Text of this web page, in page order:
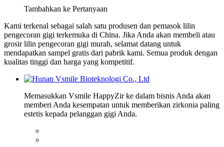
Tambahkan ke Pertanyaan
Kami terkenal sebagai salah satu produsen dan pemasok lilin
pengecoran gigi terkemuka di China. Jika Anda akan membeli atau
grosir lilin pengecoran gigi murah, selamat datang untuk
mendapatkan sampel gratis dari pabrik kami. Semua produk dengan
kualitas tinggi dan harga yang kompetitif.
Memasukkan Vsmile HappyZir ke dalam bisnis Anda akan
memberi Anda kesempatan untuk memberikan zirkonia paling
estetis kepada pelanggan gigi Anda.